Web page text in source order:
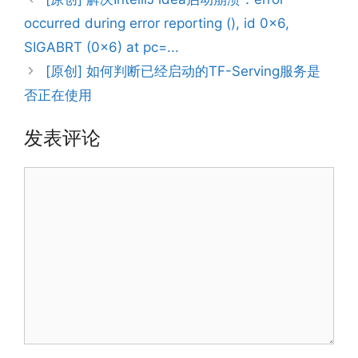
occurred during error reporting (), id 0x6,
SIGABRT (0x6) at pc=...
[原创] 如何判断已经启动的TF-Serving服务是
否正在使用
发表评论